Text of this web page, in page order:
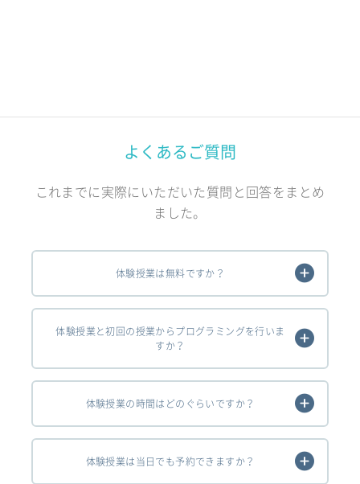
よくあるご質問
これまでに実際にいただいた質問と回答をまとめ
ました。
体験授業は無料ですか？
体験授業と初回の授業からプログラミングを行いま
すか？
体験授業の時間はどのぐらいですか？
体験授業は当日でも予約できますか？